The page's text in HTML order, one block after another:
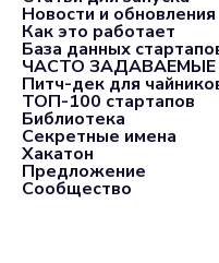
Новости и обновления
Как это работает
База данных
ЧАСТО
Питч-дек для
ТОП-100 стартапов
Библиотека
Секретные имена
Хакатон
Предложение
Сообщество